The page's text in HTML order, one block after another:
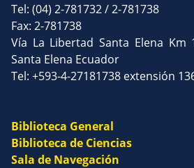
Tel: (04) 2-781732 / 2-781738
Fax: 2-781738
Vía La Libertad Santa Elena
Santa Elena Ecuador
Tel: +593-4-27181738 extensión
Biblioteca General
Biblioteca de Ciencias
Sala de Navegación